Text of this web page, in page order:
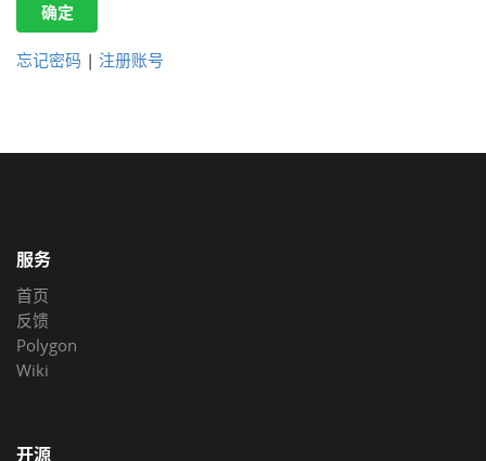
确定
忘记密码 | 注册账号
服务
首页
反馈
Polygon
Wiki
开源